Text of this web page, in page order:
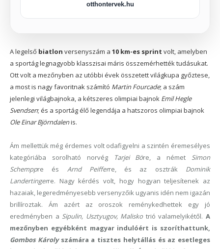
otthontervek.hu
A legelső biatlon versenyszám a 10 km-es sprint volt, amelyben
a sportág legnagyobb klasszisai máris összemérhették tudásukat.
Ott volt a mezőnyben az utóbbi évek összetett világkupa győztese,
a most is nagy favoritnak számító Martin Fourcade; a szám
jelenlegi világbajnoka, a kétszeres olimpiai bajnok Emil Hegle
Svendsen; és a sportág élő legendája a hatszoros olimpiai bajnok
Ole Einar Björndalenis.
Ám mellettük még érdemes volt odafigyelni a szintén éremesélyes
kategóriába sorolható norvég
Tarjei Böre, a német Simon
Schemppre és Arnd Peifferre, és az osztrák Dominik
Landertingerre. Nagy kérdés volt, hogy hogyan teljesítenek az
hazaiak, legeredményesebb versenyzőik ugyanis idén nem igazán
brillíroztak. Ám azért az oroszok reménykedhettek egy jó
eredményben a Sipulin, Usztyugov, Malisko trió valamelyikétől.A
mezőnyben egyébként magyar indulóért is szoríthattunk,
Gombos Károlyszámára a tisztes helytállás és az esetleges